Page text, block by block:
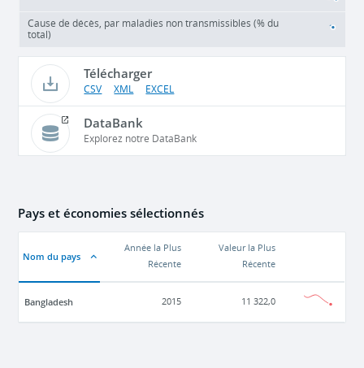
Cause de décès, par maladies non transmissibles (% du
total)
Télécharger
CSV XML EXCEL
DataBank
Explorez notre DataBank
Pays et économies sélectionnés
Nom du pays
Année la Plus
Récente
Valeur la Plus
Récente
Bangladesh 2015 11 322,0